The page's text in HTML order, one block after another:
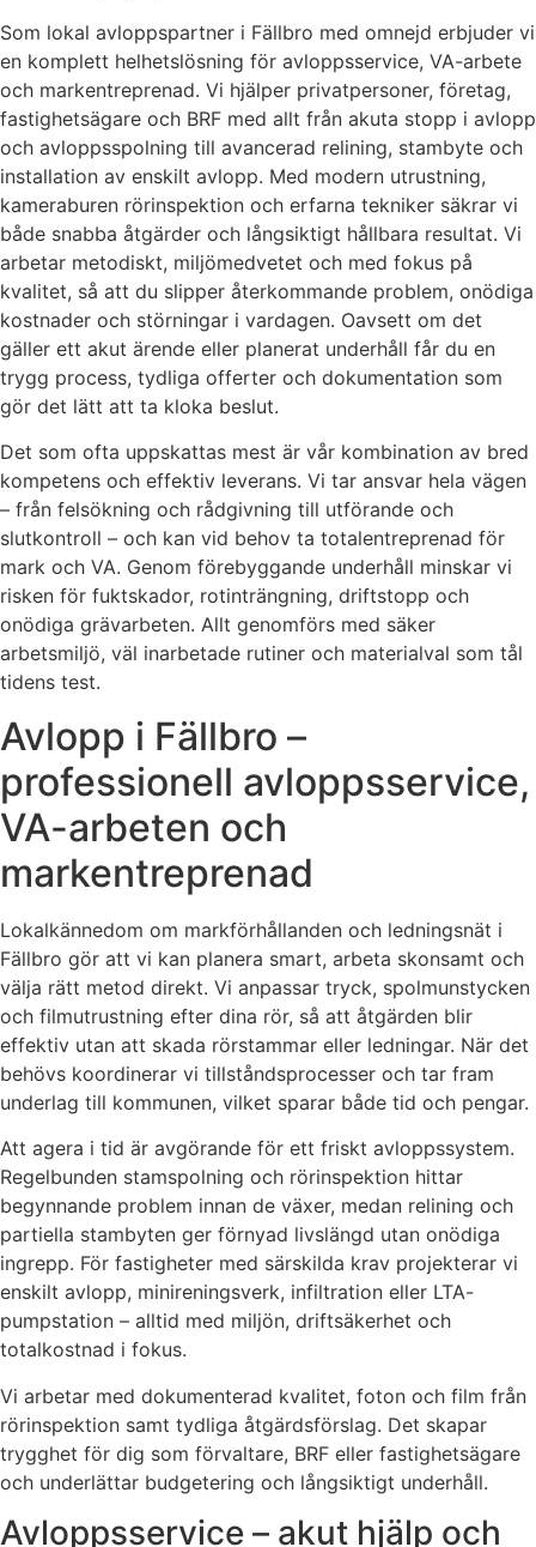
Som lokal avloppspartner i Fällbro med omnejd erbjuder vi
en komplett helhetslösning för avloppsservice, VA-arbete
och markentreprenad. Vi hjälper privatpersoner, företag,
fastighetsägare och BRF med allt från akuta stopp i avlopp
och avloppsspolning till avancerad relining, stambyte och
installation av enskilt avlopp. Med modern utrustning,
kameraburen rörinspektion och erfarna tekniker säkrar vi
både snabba åtgärder och långsiktigt hållbara resultat. Vi
arbetar metodiskt, miljömedvetet och med fokus på
kvalitet, så att du slipper återkommande problem, onödiga
kostnader och störningar i vardagen. Oavsett om det
gäller ett akut ärende eller planerat underhåll får du en
trygg process, tydliga offerter och dokumentation som
gör det lätt att ta kloka beslut.
Det som ofta uppskattas mest är vår kombination av bred
kompetens och effektiv leverans. Vi tar ansvar hela vägen
– från felsökning och rådgivning till utförande och
slutkontroll – och kan vid behov ta totalentreprenad för
mark och VA. Genom förebyggande underhåll minskar vi
risken för fuktskador, rotinträngning, driftstopp och
onödiga grävarbeten. Allt genomförs med säker
arbetsmiljö, väl inarbetade rutiner och materialval som tål
tidens test.
Avlopp i Fällbro –
professionell avloppsservice,
VA-arbeten och
markentreprenad
Lokalkännedom om markförhållanden och ledningsnät i
Fällbro gör att vi kan planera smart, arbeta skonsamt och
välja rätt metod direkt. Vi anpassar tryck, spolmunstycken
och filmutrustning efter dina rör, så att åtgärden blir
effektiv utan att skada rörstammar eller ledningar. När det
behövs koordinerar vi tillståndsprocesser och tar fram
underlag till kommunen, vilket sparar både tid och pengar.
Att agera i tid är avgörande för ett friskt avloppssystem.
Regelbunden stamspolning och rörinspektion hittar
begynnande problem innan de växer, medan relining och
partiella stambyten ger förnyad livslängd utan onödiga
ingrepp. För fastigheter med särskilda krav projekterar vi
enskilt avlopp, minireningsverk, infiltration eller LTA-
pumpstation – alltid med miljön, driftsäkerhet och
totalkostnad i fokus.
Vi arbetar med dokumenterad kvalitet, foton och film från
rörinspektion samt tydliga åtgärdsförslag. Det skapar
trygghet för dig som förvaltare, BRF eller fastighetsägare
och underlättar budgetering och långsiktigt underhåll.
Avloppsservice – akut hjälp och